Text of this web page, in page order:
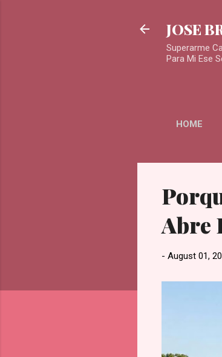
JOSE
Superarme
Para Mi Ese
HOME
Abre
- August 01,